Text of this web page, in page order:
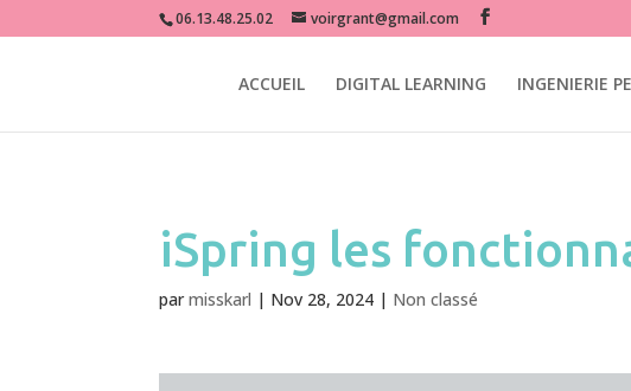
miss karl grant graphiste e-learning digital learning formation e-formation
06.13.48.25.02 voirgrant@gmail.com
ACCUEIL DIGITAL LEARNING INGENIERIE
iSpring les
parmisskarl | Nov 28, 2024 | Non classé